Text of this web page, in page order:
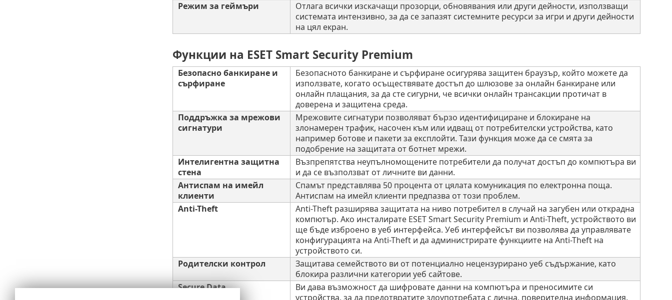
Режим за геймъри
Отлага всички изскачащи прозорци, обновявания или други дейности, използващи
системата интензивно, за да се запазят системните ресурси за игри и други дейности
на цял екран.
Функции на ESET Smart Security Premium
Безопасно банкиране и
сърфиране
Безопасното банкиране и сърфиране осигурява защитен браузър, който можете да
използвате, когато осъществявате достъп до шлюзове за онлайн банкиране или
онлайн плащания, за да сте сигурни, че всички онлайн трансакции протичат в
доверена и защитена среда.
Поддръжка за мрежови
сигнатури
Мрежовите сигнатури позволяват бързо идентифициране и блокиране на
злонамерен трафик, насочен към или идващ от потребителски устройства, като
например ботове и пакети за експлойти. Тази функция може да се смята за
подобрение на защитата от ботнет мрежи.
Интелигентна защитна
стена
Възпрепятства неупълномощените потребители да получат достъп до компютъра ви
и да се възползват от личните ви данни.
Антиспам на имейл
клиенти
Спамът представлява 50 процента от цялата комуникация по електронна поща.
Антиспам на имейл клиенти предпазва от този проблем.
Anti-Theft
Anti-Theft разширява защитата на ниво потребител в случай на загубен или открадна
компютър. Ако инсталирате ESET Smart Security Premium и Anti-Theft, устройството ви
ще бъде изброено в уеб интерфейса. Уеб интерфейсът ви позволява да управлявате
конфигурацията на Anti-Theft и да администрирате функциите на Anti-Theft на
устройството си.
Родителски контрол
Защитава семейството ви от потенциално нецензурирано уеб съдържание, като
блокира различни категории уеб сайтове.
Secure Data
Ви дава възможност да шифровате данни на компютъра и преносимите си
устройства, за да предотвратите злоупотребата с лична, поверителна информация.